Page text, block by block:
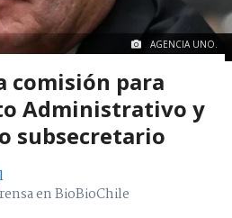
AGENCIA UNO.
comisión para
Administrativo y
subsecretario
en BioBioChile